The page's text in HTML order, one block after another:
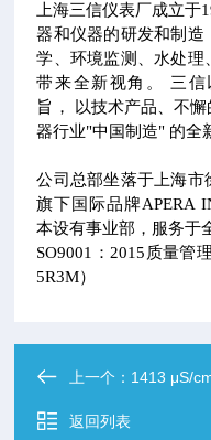
上海三信仪表厂成立
器和仪器的研发和制造
学、环境监测、水处理
带来全新视角。 三信
旨， 以技术产品、不
器行业"中国制造" 的全
公司总部坐落于上海市
旗下国际品牌APERA
本设有事业部，服务于
SO9001：2015质量管
5R3M）
上一个： 1413 μS/
返回列表